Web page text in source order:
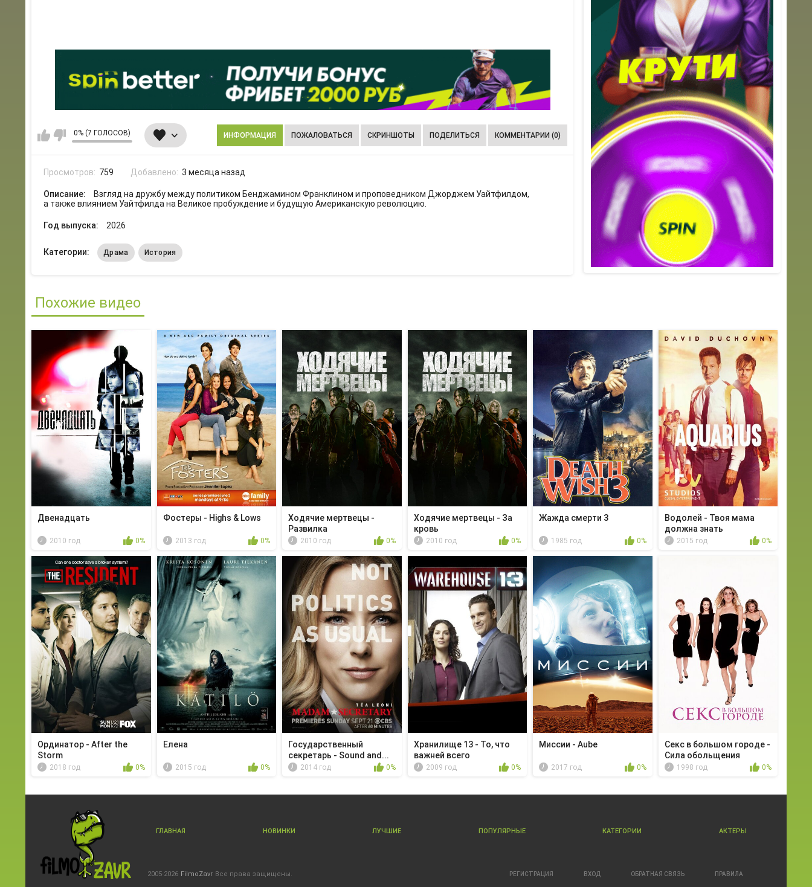
0% (7 ГОЛОСОВ) ИНФОРМАЦИЯ ПОЖАЛОВАТЬСЯ СКРИНШОТЫ ПОДЕЛИТЬСЯ КОММЕНТАРИИ (0)
Просмотров: 759 Добавлено: 3 месяца назад
Описание:
Взгляд на дружбу между политиком Бенджамином Франклином и проповедником Джорджем Уайтфилдом,
а также влиянием Уайтфилда на Великое пробуждение и будущую Американскую революцию.
Год выпуска: 2026
Категории: Драма История
Похожие видео
Двенадцать
2010 год 0%
Фостеры - Highs & Lows
2013 год 0%
Ходячие мертвецы -
Развилка
2010 год 0%
Ходячие мертвецы - За
кровь
2010 год 0%
Жажда смерти 3
1985 год 0%
Водолей - Твоя мама
должна знать
2015 год 0%
Ординатор - After the
Storm
2018 год 0%
Елена
2015 год 0%
Государственный
секретарь - Sound and...
2014 год 0%
Хранилище 13 - То, что
важней всего
2009 год 0%
Миссии - Aube
2017 год 0%
Секс в большом городе -
Сила обольщения
1998 год 0%
ГЛАВНАЯ НОВИНКИ ЛУЧШИЕ ПОПУЛЯРНЫЕ КАТЕГОРИИ АКТЕРЫ
2005-2026 FilmoZavr Все права защищены. РЕГИСТРАЦИЯ ВХОД ОБРАТНАЯ СВЯЗЬ ПРАВИЛА